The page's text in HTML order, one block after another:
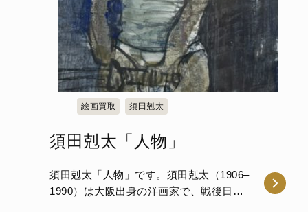
絵画買取 須田剋太
須田剋太「人物」
須田剋太「人物」です。須田剋太（1906–
1990）は大阪出身の洋画家で、戦後日本